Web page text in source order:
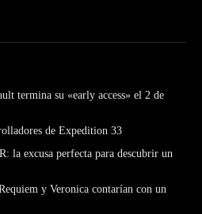
termina su «early access» el 2 de
de Expedition 33
la excusa perfecta para descubrir un
y Veronica contarían con un